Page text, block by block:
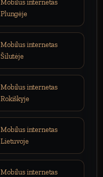
Mobilus internetas
Plungėje
Mobilus internetas
Šilutėje
Mobilus internetas
Rokiškyje
Mobilus internetas
Lietuvoje
Mobilus internetas